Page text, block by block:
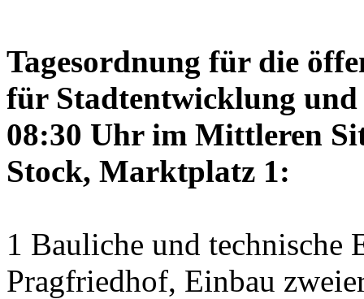
Tagesordnung für die
für Stadtentwicklung und
08:30 Uhr im Mittleren
Stock, Marktplatz 1:
1 Bauliche und technische
Pragfriedhof, Einbau